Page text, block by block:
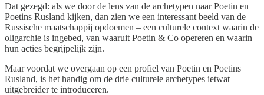
Dat gezegd: als we door de lens van de archetypen naar Poetin en
Poetins Rusland kijken, dan zien we een interessant beeld van de
Russische maatschappij opdoemen – een culturele context waarin de
oligarchie is ingebed, van waaruit Poetin & Co opereren en waarin
hun acties begrijpelijk zijn.
Maar voordat we overgaan op een profiel van Poetin en Poetins
Rusland, is het handig om de drie culturele archetypes ietwat
uitgebreider te introduceren.